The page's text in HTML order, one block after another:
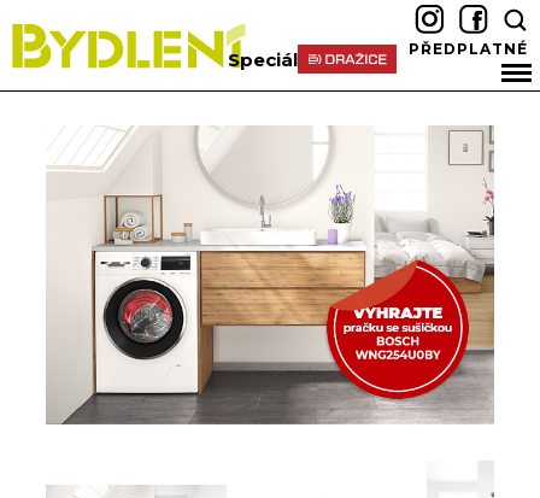
Speciál PŘEDPLATNÉ